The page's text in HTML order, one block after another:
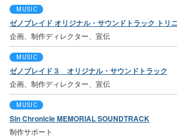
MUSIC
ゼノブレイド オリジナル・サウンドトラック トリ
企画、制作ディレクター、宣伝
MUSIC
ゼノブレイド３ オリジナル・サウンドトラック
企画、制作ディレクター、宣伝
MUSIC
Sin Chronicle MEMORIAL SOUNDTRACK
制作サポート